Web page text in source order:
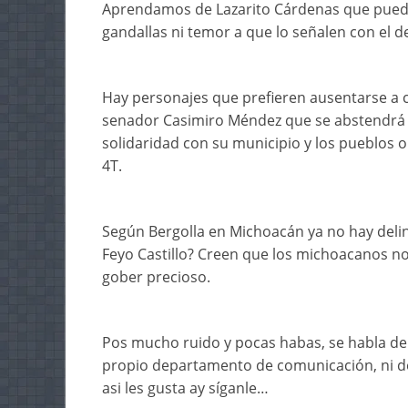
Aprendamos de Lazarito Cárdenas que
gandallas ni temor a que lo señalen con el
Hay personajes que prefieren ausentarse
senador Casimiro Méndez que se
solidaridad con su municipio y los pueblos
4T.
Según Bergolla en Michoacán ya no hay
Feyo Castillo? Creen que los michoacanos
gober precioso.
Pos mucho ruido y pocas habas, se habla
propio departamento de comunicación, ni
asi les gusta ay síganle…